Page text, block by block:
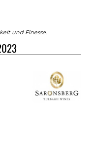
und Finesse.